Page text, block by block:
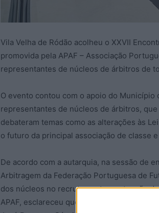
Vila Velha de Ródão acolheu o XXVII
promovida pela APAF – Associação
representantes de núcleos de árbitros de
O evento contou com o apoio do Município
representantes de núcleos de árbitros,
debateram temas como as alterações às
o futuro da principal associação de classe
De acordo com a autarquia, na sessão de
Arbitragem da Federação Portuguesa de
dos núcleos no recrutamento e retenção
APAF, esclareceu que “a escolha deste